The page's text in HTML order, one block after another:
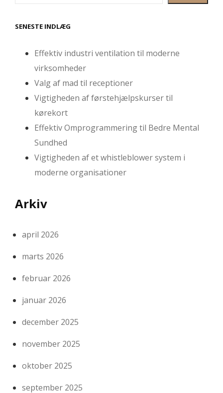
SENESTE INDLÆG
Effektiv industri ventilation til moderne
virksomheder
Valg af mad til receptioner
Vigtigheden af førstehjælpskurser til
kørekort
Effektiv Omprogrammering til Bedre Mental
Sundhed
Vigtigheden af et whistleblower system i
moderne organisationer
Arkiv
april 2026
marts 2026
februar 2026
januar 2026
december 2025
november 2025
oktober 2025
september 2025